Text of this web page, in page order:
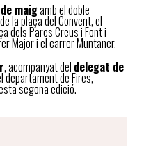
maigamb el doble
la plaça del Convent, el
dels Pares Creus i Font i
Major i el carrer Muntaner.
, acompanyat del delegat de
departament de Fires,
segona edició.